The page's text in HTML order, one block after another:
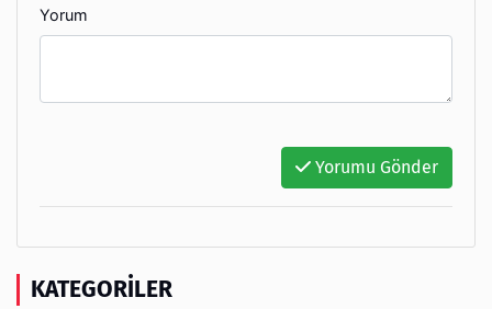
Yorum
Yorumu Gönder
KATEGORILER